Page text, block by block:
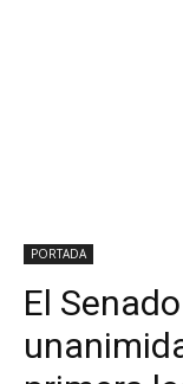
PORTADA
El